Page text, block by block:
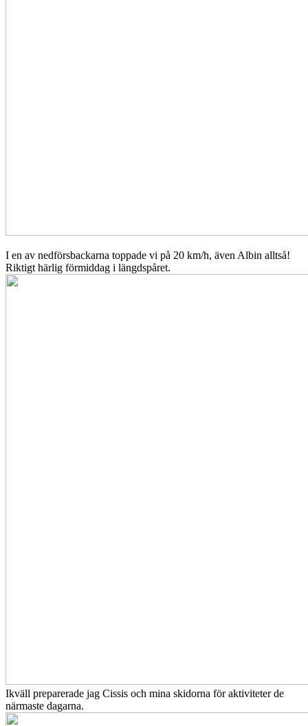
I en av nedförsbackarna toppade vi på 20 km/h, även Albin alltså!
Riktigt härlig förmiddag i längdspåret.
Ikväll preparerade jag Cissis och mina skidorna för aktiviteter de
närmaste dagarna.